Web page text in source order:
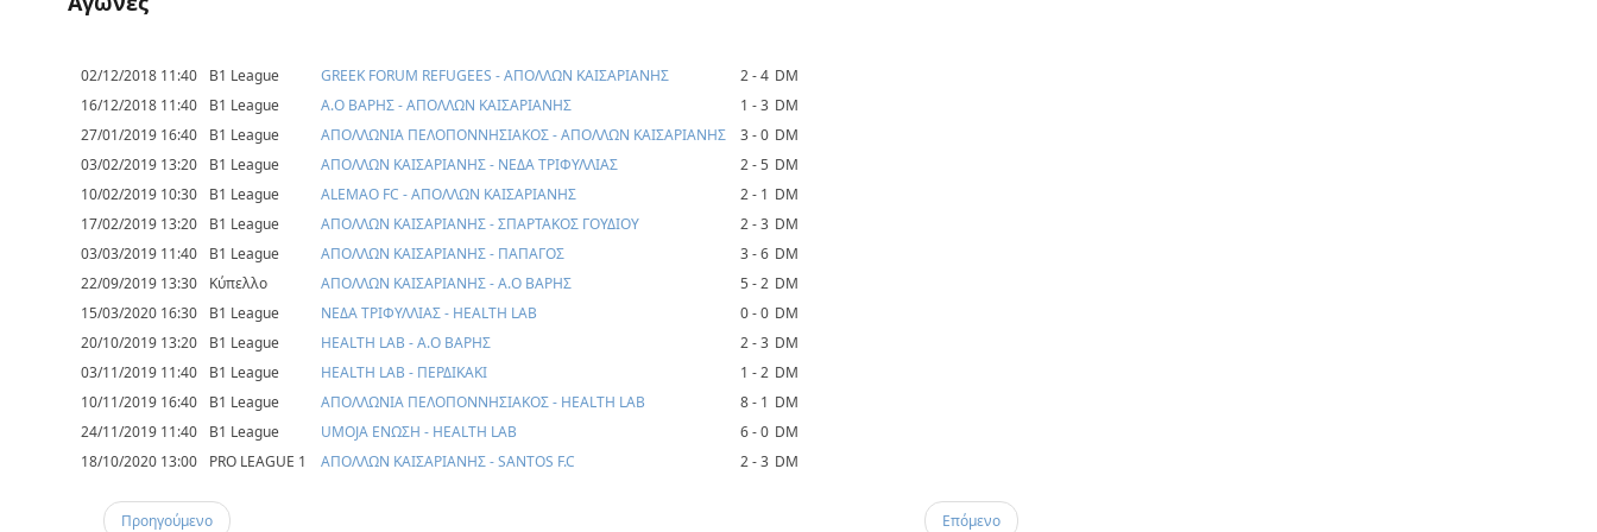
02/12/2018 11:40 B1 League GREEK FORUM REFUGEES - ΑΠΟΛΛΩΝ ΚΑΙΣΑΡΙΑΝΗΣ 2 - 4 DM
16/12/2018 11:40
B1 League Α.Ο ΒΑΡΗΣ - ΑΠΟΛΛΩΝ ΚΑΙΣΑΡΙΑΝΗΣ 1 - 3 DM
27/01/2019 16:40
B1 League ΑΠΟΛΛΩΝΙΑ ΠΕΛΟΠΟΝΝΗΣΙΑΚΟΣ - ΑΠΟΛΛΩΝ ΚΑΙΣΑΡΙΑΝΗΣ 3 - 0 DM
03/02/2019 13:20
B1 League ΑΠΟΛΛΩΝ ΚΑΙΣΑΡΙΑΝΗΣ - ΝΕΔΑ ΤΡΙΦΥΛΛΙΑΣ 2 - 5 DM
10/02/2019 10:30
B1 League ALEMAO FC - ΑΠΟΛΛΩΝ ΚΑΙΣΑΡΙΑΝΗΣ 2 - 1 DM
17/02/2019 13:20
B1 League ΑΠΟΛΛΩΝ ΚΑΙΣΑΡΙΑΝΗΣ - ΣΠΑΡΤΑΚΟΣ ΓΟΥΔΙΟΥ 2 - 3 DM
03/03/2019 11:40
B1 League ΑΠΟΛΛΩΝ ΚΑΙΣΑΡΙΑΝΗΣ - ΠΑΠΑΓΟΣ 3 - 6 DM
22/09/2019 13:30
Κύπελλο ΑΠΟΛΛΩΝ ΚΑΙΣΑΡΙΑΝΗΣ - Α.Ο ΒΑΡΗΣ 5 - 2 DM
15/03/2020 16:30
B1 League ΝΕΔΑ ΤΡΙΦΥΛΛΙΑΣ - HEALTH LAB 0 - 0 DM
20/10/2019 13:20
B1 League HEALTH LAB - Α.Ο ΒΑΡΗΣ 2 - 3 DM
03/11/2019 11:40
B1 League HEALTH LAB - ΠΕΡΔΙΚΑΚΙ 1 - 2 DM
10/11/2019 16:40
B1 League ΑΠΟΛΛΩΝΙΑ ΠΕΛΟΠΟΝΝΗΣΙΑΚΟΣ - HEALTH LAB 8 - 1 DM
24/11/2019 11:40
B1 League UMOJA ΕΝΩΣΗ - HEALTH LAB 6 - 0 DM
18/10/2020 13:00
PRO LEAGUE 1 ΑΠΟΛΛΩΝ ΚΑΙΣΑΡΙΑΝΗΣ - SANTOS F.C 2 - 3 DM
Προηγούμενο Επόμενο